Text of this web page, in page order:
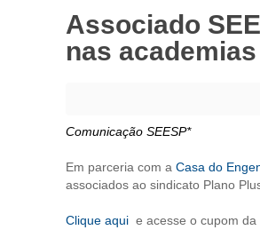
Associado
nas
Comunicação SEESP*
Em parceria com a Casa do
associados ao sindicato Plano
Clique aqui e acesse o cupom